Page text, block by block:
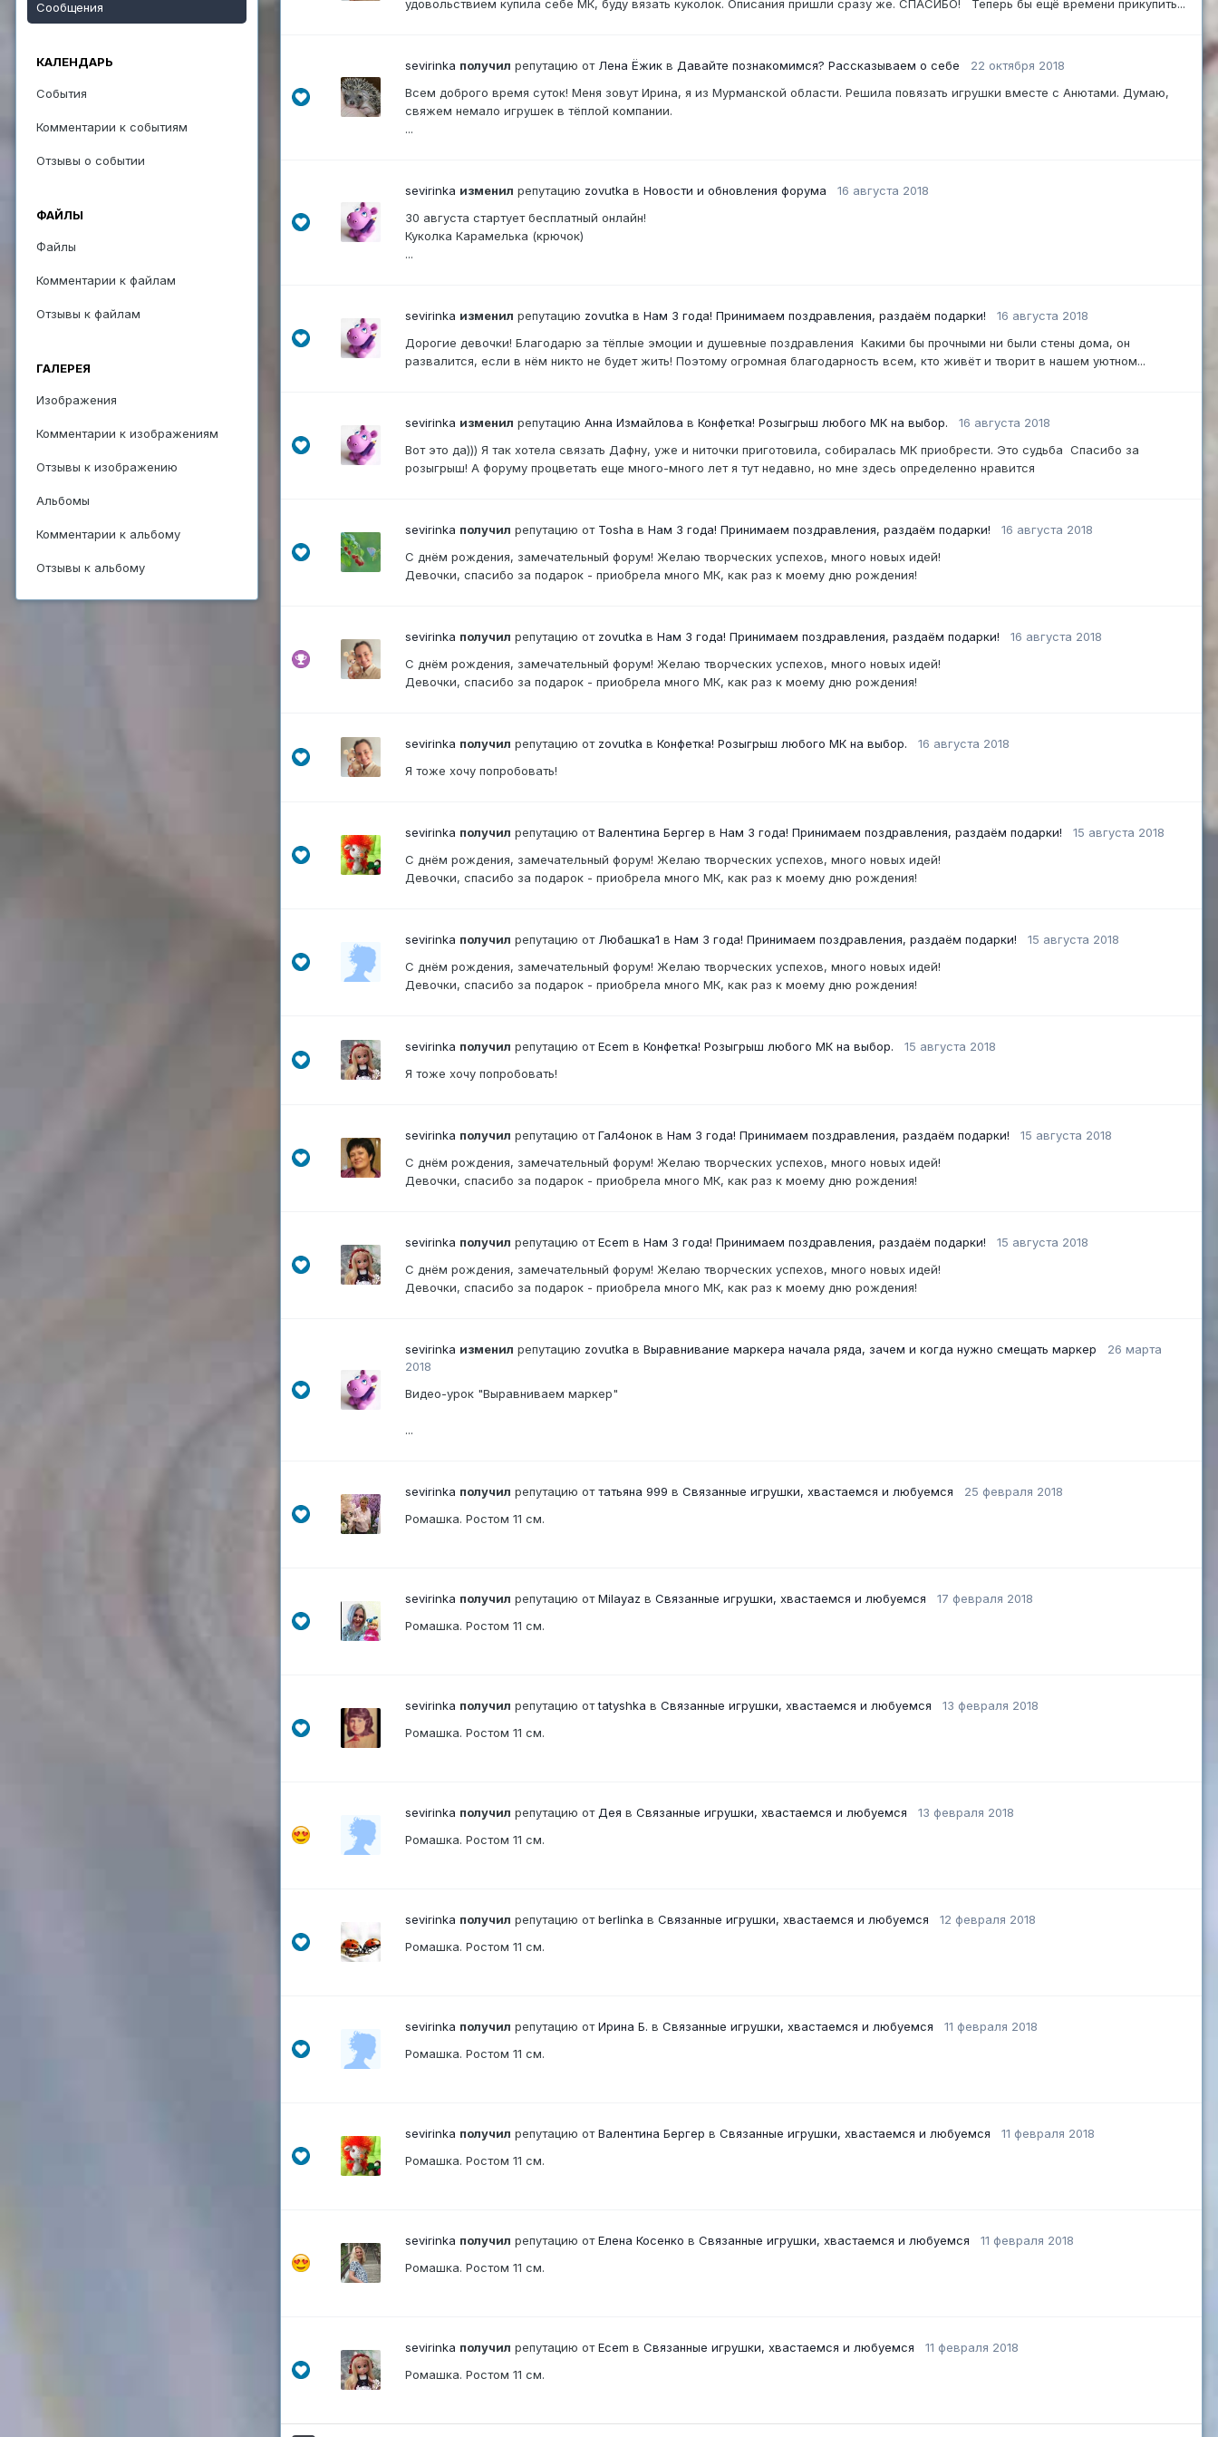
Сообщения
КАЛЕНДАРЬ
События
Комментарии к событиям
Отзывы о событии
ФАЙЛЫ
Файлы
Комментарии к файлам
Отзывы к файлам
ГАЛЕРЕЯ
Изображения
Комментарии к изображениям
Отзывы к изображению
Альбомы
Комментарии к альбому
Отзывы к альбому
удовольствием купила себе МК, буду вязать куколок. Описания пришли сразу же. СПАСИБО! Теперь бы ещё времени прикупить...
sevirinka получил репутацию от Лена Ёжик в Давайте познакомимся? Рассказываем о себе
22 октября 2018
Всем доброго время суток! Меня зовут Ирина, я из Мурманской области. Решила повязать игрушки вместе с Анютами. Думаю,
свяжем немало игрушек в тёплой компании.
...
sevirinka изменил репутацию zovutka в Новости и обновления форума
16 августа 2018
30 августа стартует бесплатный онлайн!
Куколка Карамелька (крючок)
...
sevirinka изменил репутацию zovutka в Нам 3 года! Принимаем поздравления, раздаём подарки!
16 августа 2018
Дорогие девочки! Благодарю за тёплые эмоции и душевные поздравления Какими бы прочными ни были стены дома, он
развалится, если в нём никто не будет жить! Поэтому огромная благодарность всем, кто живёт и творит в нашем уютном...
sevirinka изменил репутацию Анна Измайлова в Конфетка! Розыгрыш любого МК на выбор.
16 августа 2018
Вот это да))) Я так хотела связать Дафну, уже и ниточки приготовила, собиралась МК приобрести. Это судьба Спасибо за
розыгрыш! А форуму процветать еще много-много лет я тут недавно, но мне здесь определенно нравится
sevirinka получил репутацию от Tosha в Нам 3 года! Принимаем поздравления, раздаём подарки!
16 августа 2018
С днём рождения, замечательный форум! Желаю творческих успехов, много новых идей!
Девочки, спасибо за подарок - приобрела много МК, как раз к моему дню рождения!
sevirinka получил репутацию от zovutka в Нам 3 года! Принимаем поздравления, раздаём подарки!
16 августа 2018
С днём рождения, замечательный форум! Желаю творческих успехов, много новых идей!
Девочки, спасибо за подарок - приобрела много МК, как раз к моему дню рождения!
sevirinka получил репутацию от zovutka в Конфетка! Розыгрыш любого МК на выбор.
16 августа 2018
Я тоже хочу попробовать!
sevirinka получил репутацию отВалентина Бергер в Нам 3 года! Принимаем поздравления, раздаём подарки!
15 августа 2018
С днём рождения, замечательный форум! Желаю творческих успехов, много новых идей!
Девочки, спасибо за подарок - приобрела много МК, как раз к моему дню рождения!
sevirinka получил репутацию от Любашка1 в Нам 3 года! Принимаем поздравления, раздаём подарки!
15 августа 2018
С днём рождения, замечательный форум! Желаю творческих успехов, много новых идей!
Девочки, спасибо за подарок - приобрела много МК, как раз к моему дню рождения!
sevirinka получил репутацию отEcem в Конфетка! Розыгрыш любого МК на выбор.
15 августа 2018
Я тоже хочу попробовать!
sevirinka получил репутацию отГал4онок в Нам 3 года! Принимаем поздравления, раздаём подарки!
15 августа 2018
С днём рождения, замечательный форум! Желаю творческих успехов, много новых идей!
Девочки, спасибо за подарок - приобрела много МК, как раз к моему дню рождения!
sevirinka получил репутацию отEcem в Нам 3 года! Принимаем поздравления, раздаём подарки!
15 августа 2018
С днём рождения, замечательный форум! Желаю творческих успехов, много новых идей!
Девочки, спасибо за подарок - приобрела много МК, как раз к моему дню рождения!
sevirinka изменил репутацию zovutka в Выравнивание маркера начала ряда, зачем и когда нужно смещать маркер
26 марта
2018
Видео-урок "Выравниваем маркер"
...
sevirinka получил репутацию оттатьяна 999 в Связанные игрушки, хвастаемся и любуемся
25 февраля 2018
Ромашка. Ростом 11 см.
sevirinka получил репутацию отMilayaz в Связанные игрушки, хвастаемся и любуемся
17 февраля 2018
Ромашка. Ростом 11 см.
sevirinka получил репутацию отtatyshka в Связанные игрушки, хвастаемся и любуемся
13 февраля 2018
Ромашка. Ростом 11 см.
sevirinka получил репутацию от Дея в Связанные игрушки, хвастаемся и любуемся
13 февраля 2018
Ромашка. Ростом 11 см.
sevirinka получил репутацию отberlinka в Связанные игрушки, хвастаемся и любуемся
12 февраля 2018
Ромашка. Ростом 11 см.
sevirinka получил репутацию отИрина Б. в Связанные игрушки, хвастаемся и любуемся
11 февраля 2018
Ромашка. Ростом 11 см.
sevirinka получил репутацию отВалентина Бергер в Связанные игрушки, хвастаемся и любуемся
11 февраля 2018
Ромашка. Ростом 11 см.
sevirinka получил репутацию отЕлена Косенко в Связанные игрушки, хвастаемся и любуемся
11 февраля 2018
Ромашка. Ростом 11 см.
sevirinka получил репутацию отEcem в Связанные игрушки, хвастаемся и любуемся
11 февраля 2018
Ромашка. Ростом 11 см.